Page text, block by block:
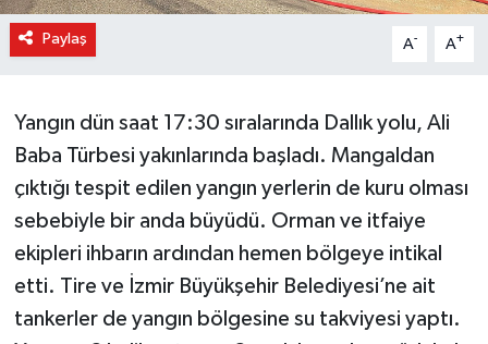
Paylaş A- A+
Yangın dün saat 17:30 sıralarında Dallık yolu, Ali
Baba Türbesi yakınlarında başladı. Mangaldan
çıktığı tespit edilen yangın yerlerin de kuru olması
sebebiyle bir anda büyüdü. Orman ve itfaiye
ekipleri ihbarın ardından hemen bölgeye intikal
etti. Tire ve İzmir Büyükşehir Belediyesi’ne ait
tankerler de yangın bölgesine su takviyesi yaptı.